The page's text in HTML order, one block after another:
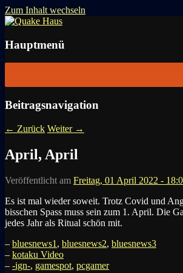
Zum Inhalt wechseln
Quake Haus
Hauptmenü
Beitragsnavigation
← Zurück Weiter →
April, April
Veröffentlicht am Freitag, 01 April 2022 -
Es ist mal wieder soweit. Trotz Covid und
bisschen Spass muss sein zum 1. April. Die
jedes Jahr als Ritual schön mit.
– bluesnews1 , bluesnews2, bluesnews3
– kotaku Video
– -ign-, gamespot, pcgamer